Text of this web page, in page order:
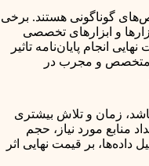
گوناگونی هستند. برخی
و ابزارهای تخصصی
انجام پایان‌نامه تاثیر
متخصص و مجرب در
زمان و تلاش بیشتری
منابع مورد نیاز، حجم
بر قیمت نهایی اثر